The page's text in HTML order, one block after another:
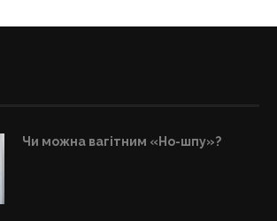
Чи можна вагітним «Но-шпу»?